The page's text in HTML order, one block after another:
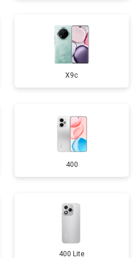
X9c
400
400 Lite